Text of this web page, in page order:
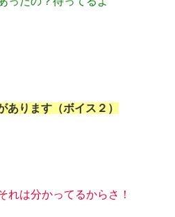
ります（ボイス２）
は分かってるからさ！